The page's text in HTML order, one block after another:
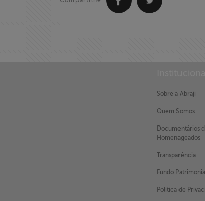
Sobre a Abraji
Quem Somos
Documentários
Homenageados
Transparência
Fundo
Política de